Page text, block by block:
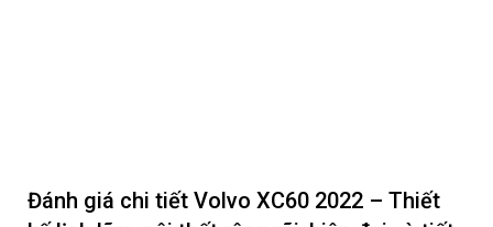
Đánh giá chi tiết Volvo XC60 2022 – Thiết